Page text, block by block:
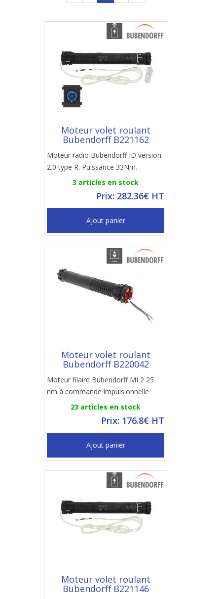
Moteur volet roulant
Bubendorff B221162
Moteur radio Bubendorff ID version
2.0 type R. Puissance 33Nm.
3 articles en stock
Prix: 282.36€ HT
Ajout panier
Moteur volet roulant
Bubendorff B220042
Moteur filaire Bubendorff MI 2 25
nm à commande impulsionnelle
23 articles en stock
Prix: 176.8€ HT
Ajout panier
Moteur volet roulant
Bubendorff B221146